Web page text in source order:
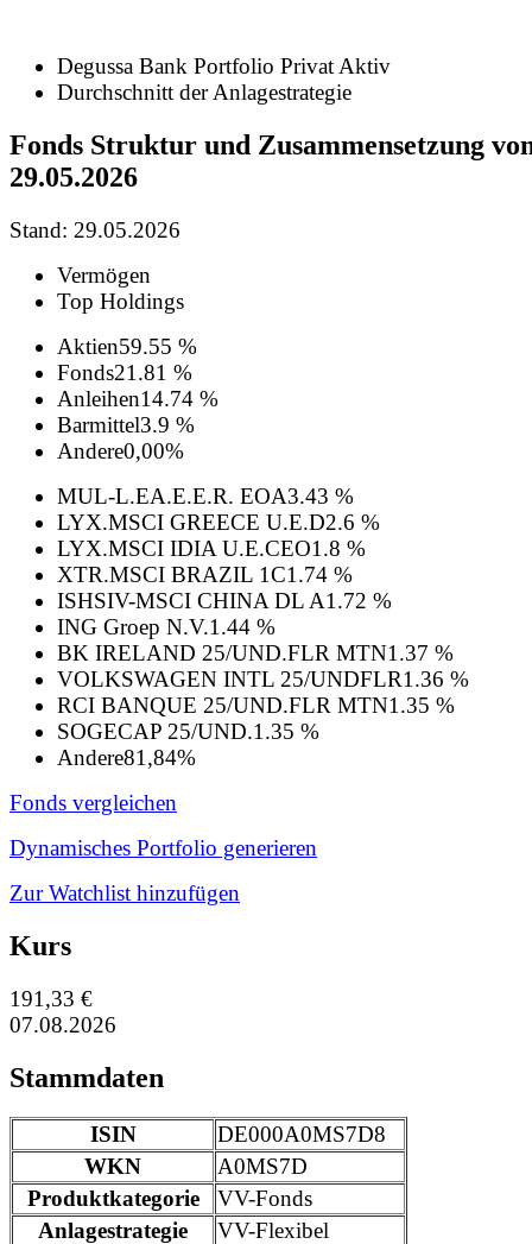
Degussa Bank Portfolio Privat Aktiv
Durchschnitt der Anlagestrategie
Fonds Struktur und Zusammensetzung
29.05.2026
Stand: 29.05.2026
Vermögen
Top Holdings
Aktien59.55 %
Fonds21.81 %
Anleihen14.74 %
Barmittel3.9 %
Andere0,00%
MUL-L.EA.E.E.R. EOA3.43 %
LYX.MSCI GREECE U.E.D2.6 %
LYX.MSCI IDIA U.E.CEO1.8 %
XTR.MSCI BRAZIL 1C1.74 %
ISHSIV-MSCI CHINA DL A1.72 %
ING Groep N.V.1.44 %
BK IRELAND 25/UND.FLR MTN1.37 %
VOLKSWAGEN INTL 25/UNDFLR1.36 %
RCI BANQUE 25/UND.FLR MTN1.35 %
SOGECAP 25/UND.1.35 %
Andere81,84%
Fonds vergleichen
Dynamisches Portfolio generieren
Zur Watchlist hinzufügen
Kurs
191,33 €
07.08.2026
Stammdaten
ISIN
DE000A0MS7D8
WKN
A0MS7D
Produktkategorie
VV-Fonds
Anlagestrategie
VV-Flexibel